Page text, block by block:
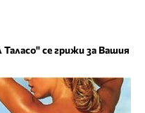
се грижи за Вашия